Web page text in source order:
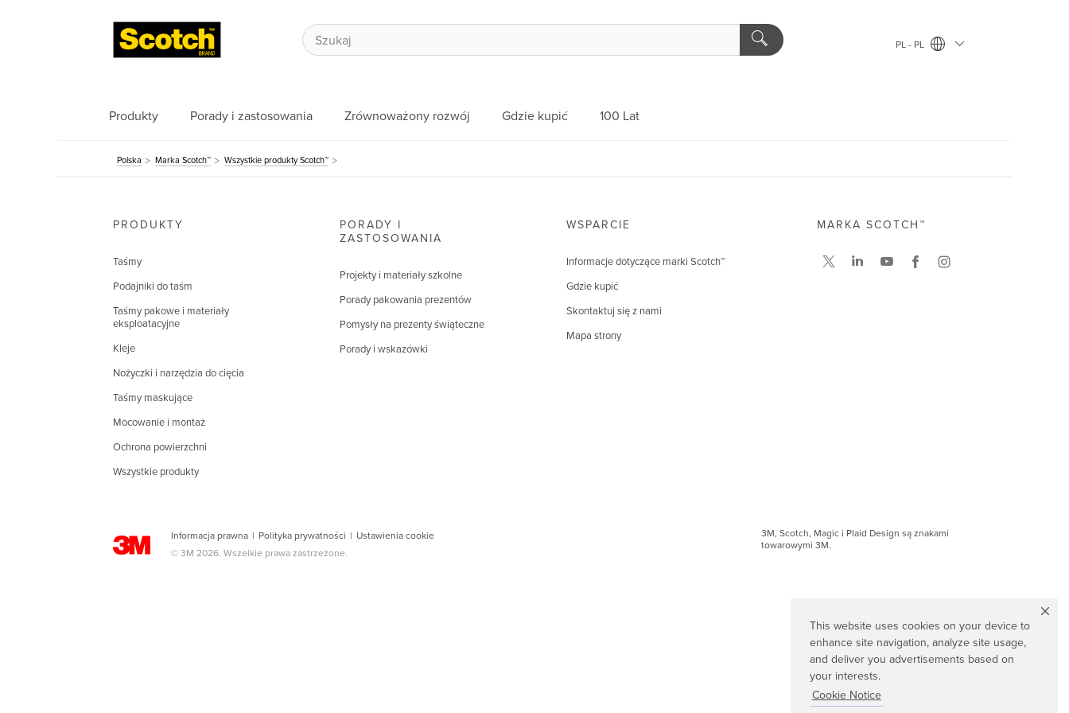
This website uses cookies on your device to
enhance site navigation, analyze site usage,
and deliver you advertisements based on
your interests.
Cookie Notice
PL - PL
Produkty Porady i zastosowania Zrównoważony rozwój Gdzie kupić 100 Lat
Polska Marka Scotch™ Wszystkie produkty Scotch™
PRODUKTY
Taśmy
Podajniki do taśm
Taśmy pakowe i materiały
eksploatacyjne
Kleje
Nożyczki i narzędzia do cięcia
Taśmy maskujące
Mocowanie i montaż
Ochrona powierzchni
Wszystkie produkty
PORADY I
ZASTOSOWANIA
Projekty i materiały szkolne
Porady pakowania prezentów
Pomysły na prezenty świąteczne
Porady i wskazówki
WSPARCIE
Informacje dotyczące marki Scotch™
Gdzie kupić
Skontaktuj się z nami
Mapa strony
Informacja prawna | Polityka prywatności | Ustawienia cookie
© 3M 2026. Wszelkie prawa zastrzeżone.
MARKA SCOTCH™
3M, Scotch, Magic i Plaid Design są znakami
towarowymi 3M.